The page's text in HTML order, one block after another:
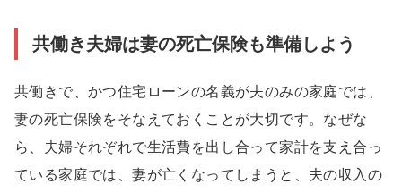
共働き夫婦は妻の死亡保険も準備しよう
共働きで、かつ住宅ローンの名義が夫のみの家庭では、
妻の死亡保険をそなえておくことが大切です。なぜな
ら、夫婦それぞれで生活費を出し合って家計を支え合っ
ている家庭では、妻が亡くなってしまうと、夫の収入の